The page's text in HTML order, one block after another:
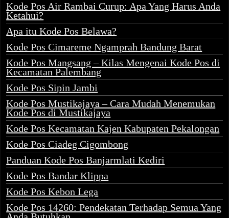
Kode Pos Air Rambai Curup: Apa Yang Harus Anda
Ketahui?
Apa itu Kode Pos Belawa?
Kode Pos Cimareme Ngamprah Bandung Barat
Kode Pos Mangsang – Kilas Mengenai Kode Pos di
Kecamatan Palembang
Kode Pos Sipin Jambi
Kode Pos Mustikajaya – Cara Mudah Menemukan
Kode Pos di Mustikajaya
Kode Pos Kecamatan Kajen Kabupaten Pekalongan
Kode Pos Ciadeg Cigombong
Panduan Kode Pos Banjarmlati Kediri
Kode Pos Bandar Klippa
Kode Pos Kebon Lega
Kode Pos 14260: Pendekatan Terhadap Semua Yang